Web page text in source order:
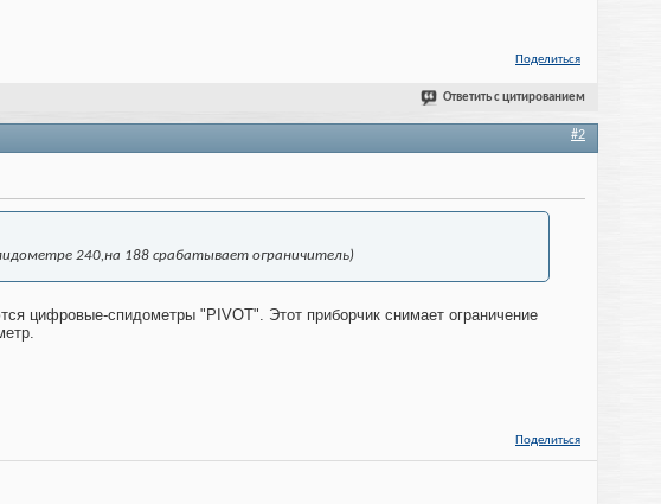
Поделиться
Ответить с цитированием
#2
240,на 188 срабатывает ограничитель)
цифровые-спидометры "PIVOT". Этот приборчик снимает ограничение
Поделиться